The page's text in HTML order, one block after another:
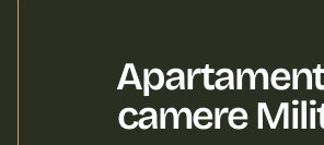
camere